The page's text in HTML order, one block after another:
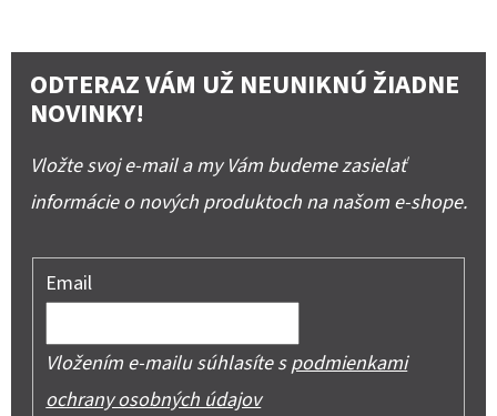
ODTERAZ VÁM UŽ NEUNIKNÚ ŽIADNE
NOVINKY!
Vložte svoj e-mail a my Vám budeme zasielať
informácie o nových produktoch na našom e-shope.
Email
Vložením e-mailu súhlasíte spodmienkami
ochrany osobných údajov